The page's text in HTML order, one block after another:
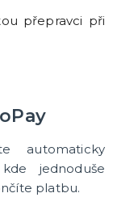
přepravci při
automaticky
jednoduše
platbu.